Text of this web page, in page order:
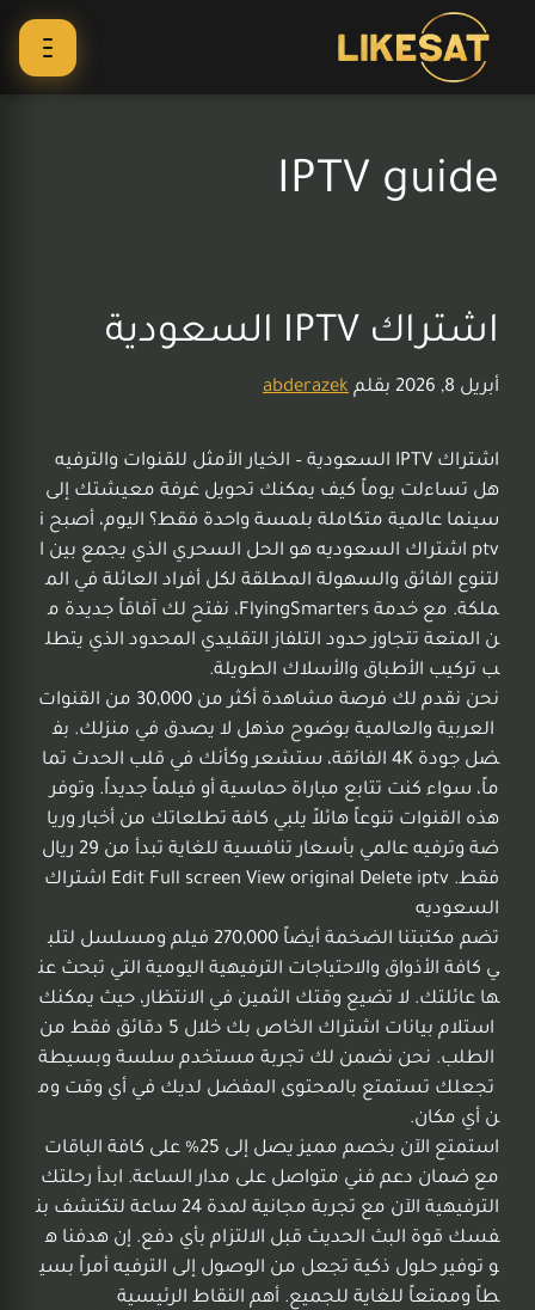
IPTV guide
اشتراك IPTV السعودية
أبريل 8, 2026 بقلم abderazek
اشتراك IPTV السعودية – الخيار الأمثل للقنوات والترفيه
هل تساءلت يوماً كيف يمكنك تحويل غرفة معيشتك إلى
سينما عالمية متكاملة بلمسة واحدة فقط؟ اليوم، أصبح i
ptv اشتراك السعوديه هو الحل السحري الذي يجمع بين ا
لتنوع الفائق والسهولة المطلقة لكل أفراد العائلة في الم
ملكة. مع خدمة FlyingSmarters، نفتح لك آفاقاً جديدة م
ن المتعة تتجاوز حدود التلفاز التقليدي المحدود الذي يتطل
ب تركيب الأطباق والأسلاك الطويلة.
نحن نقدم لك فرصة مشاهدة أكثر من 30,000 من القنوات
العربية والعالمية بوضوح مذهل لا يصدق في منزلك. بف
ضل جودة 4K الفائقة، ستشعر وكأنك في قلب الحدث تما
ماً، سواء كنت تتابع مباراة حماسية أو فيلماً جديداً. وتوفر
هذه القنوات تنوعاً هائلاً يلبي كافة تطلعاتك من أخبار وريا
ضة وترفيه عالمي بأسعار تنافسية للغاية تبدأ من 29 ريال
فقط. Edit Full screen View original Delete iptv اشتراك
السعوديه
تضم مكتبتنا الضخمة أيضاً 270,000 فيلم ومسلسل لتلب
ي كافة الأذواق والاحتياجات الترفيهية اليومية التي تبحث عن
ها عائلتك. لا تضيع وقتك الثمين في الانتظار، حيث يمكنك
استلام بيانات اشتراك الخاص بك خلال 5 دقائق فقط من
الطلب. نحن نضمن لك تجربة مستخدم سلسة وبسيطة
تجعلك تستمتع بالمحتوى المفضل لديك في أي وقت وم
ن أي مكان.
استمتع الآن بخصم مميز يصل إلى 25% على كافة الباقات
مع ضمان دعم فني متواصل على مدار الساعة. ابدأ رحلتك
الترفيهية الآن مع تجربة مجانية لمدة 24 ساعة لتكتشف بن
فسك قوة البث الحديث قبل الالتزام بأي دفع. إن هدفنا ه
و توفير حلول ذكية تجعل من الوصول إلى الترفيه أمراً بسي
طاً وممتعاً للغاية للجميع. أهم النقاط الرئيسية